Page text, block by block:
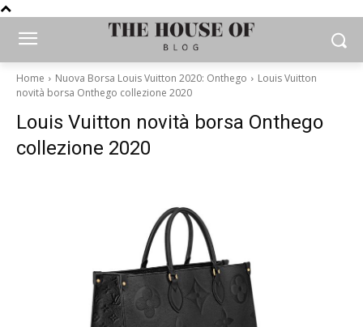
Home Nuova Borsa Louis Vuitton 2020: Onthego
Louis Vuitton
novità borsa Onthego collezione 2020
Louis Vuitton novità borsa Onthego
collezione 2020